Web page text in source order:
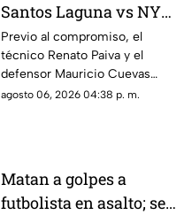
Santos Laguna vs NYC
en la Leagues Cup
2026?
Previo al compromiso, el
técnico Renato Paiva y el
defensor Mauricio Cuevas
compartieron sus sensaciones
agosto 06, 2026 04:38 p. m.
Matan a golpes a
futbolista en asalto; se